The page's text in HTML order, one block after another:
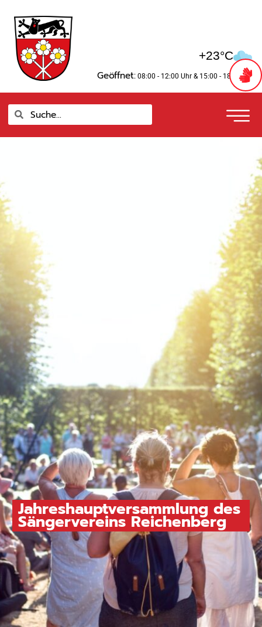
Inhalt
springen
+23°C
Geöffnet: 08:00 - 12:00 Uhr & 15:00 - 18:00 Uhr
SucheSuche
Jahreshauptversammlung des
Sängervereins Reichenberg